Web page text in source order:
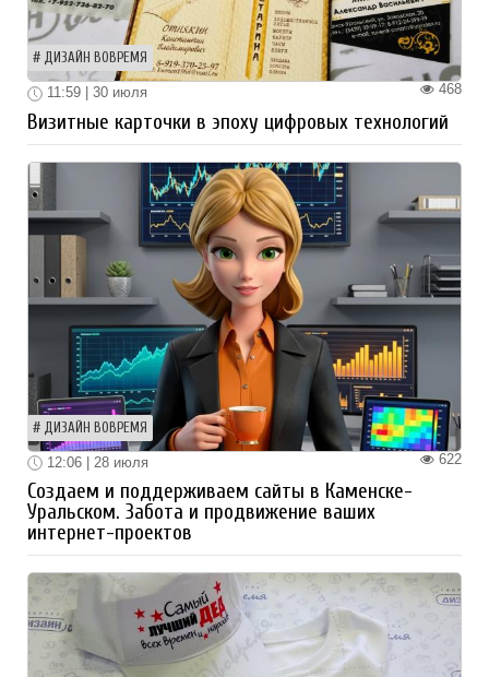
ДИЗАЙН ВОВРЕМЯ
468
11:59 | 30 июля
Визитные карточки в эпоху цифровых технологий
ДИЗАЙН ВОВРЕМЯ
622
12:06 | 28 июля
Создаем и поддерживаем сайты в Каменске-
Уральском. Забота и продвижение ваших
интернет-проектов